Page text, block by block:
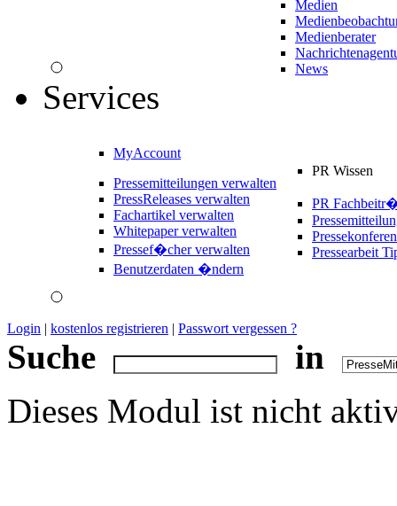
Medien
Medienberater
News
Services
MyAccount
Pressemitteilungen verwalten
PressReleases verwalten
Fachartikel verwalten
Whitepaper verwalten
Pressef�cher verwalten
Benutzerdaten �ndern
PR Wissen
PR
Pressearbeit
Login | kostenlos registrieren | Passwort vergessen ?
Suche
in
Dieses Modul ist nicht